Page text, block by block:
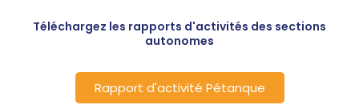
Téléchargez les rapports d'activités des sections
autonomes
Rapport d'activité Pétanque